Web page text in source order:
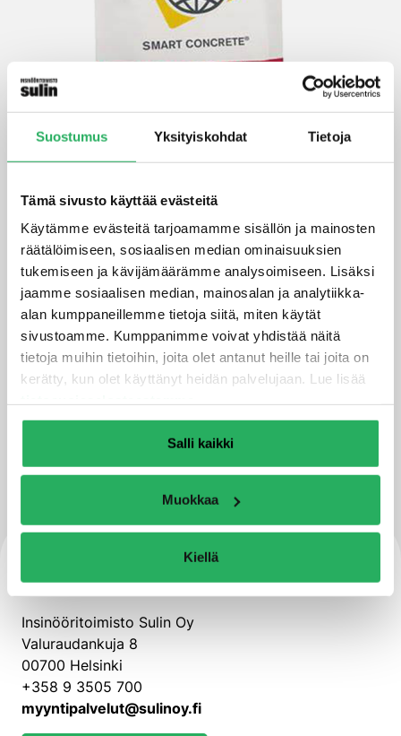
Suostumus Yksityiskohdat Tietoja
Tämä sivusto käyttää evästeitä
Käytämme evästeitä tarjoamamme sisällön ja mainosten
räätälöimiseen, sosiaalisen median ominaisuuksien
tukemiseen ja kävijämäärämme analysoimiseen. Lisäksi
jaamme sosiaalisen median, mainosalan ja analytiikka-
alan kumppaneillemme tietoja siitä, miten käytät
sivustoamme. Kumppanimme voivat yhdistää näitä
tietoja muihin tietoihin, joita olet antanut heille tai joita on
kerätty, kun olet käyttänyt heidän palvelujaan. Lue lisää
Salli kaikki
Muokkaa
Kiellä
Hard-Cem – mekaanista
kulutuksen kestoa lisäävä
lisäaine
Hard-Cem® lisää betonin mekaanisen kulutuksen
kestoa ja siten pidentää rakenteen elinkaarta. Tuote
on betonin lisäaine ja se sekoitetaan betonimassan
joukkoon muodostaen erottamattoman osan
kokonaisuutta.
Ota yhteyttä
Insinööritoimisto Sulin Oy
Valuraudankuja 8
00700 Helsinki
+358 9 3505 700
myyntipalvelut@sulinoy.fi